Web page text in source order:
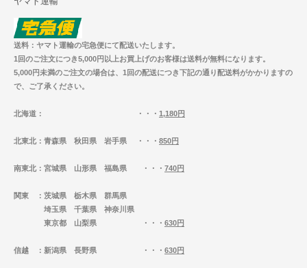
送料：ヤマト運輸の宅急便にて配送いたします。
1回のご注文につき5,000円以上お買上げのお客様は送料が無料になります。
5,000円未満のご注文の場合は、1回の配送につき下記の通り配送料がかかりますの
で、ご了承ください。
北海道 ： ・・・ 1,180円
北東北 ：青森県 秋田県 岩手県 ・・・ 850円
南東北 ：宮城県 山形県 福島県 ・・・ 740円
関東 ：茨城県 栃木県 群馬県
埼玉県 千葉県 神奈川県
東京都 山梨県 ・・・ 630円
信越 ：新潟県 長野県 ・・・ 630円